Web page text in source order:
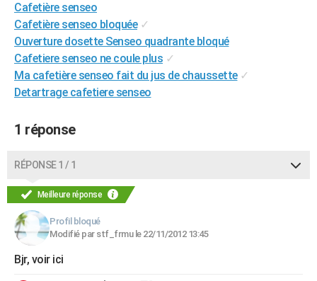
Destinations
City break
Voyage nature
Voyage de noces
Forum
Climat
+PHOTO
GUIDES D'ACHAT
BONS PLANS
CARTE DE VOEUX
Carte de Noël
Carte Bonne année
Carte Saint-Valentin
Carte Pâques
Carte d'anniversaire
DICTIONNAIRE
S'inscrire
Se connecter
Lycées
Collèges
Primaires
Universités
Entreprises
Service militaire
Avis de recherche
AVIS DE DÉCÈS
FORUM
Bricolage
Lifestyle
Culture
Sport
Auto
Television
Voyage
Cinema
Cafetière senseo
Cafetière senseo bloquée ✓
Ouverture dosette Senseo quadrante bloqué
Cafetiere senseo ne coule plus ✓
Ma cafetière senseo fait du jus de chaussette ✓
Detartrage cafetiere senseo
1 réponse
RÉPONSE 1 / 1
Meilleure réponse
Profil bloqué
Modifié par stf_frmu le 22/11/2012 13:45
Bjr, voir ici